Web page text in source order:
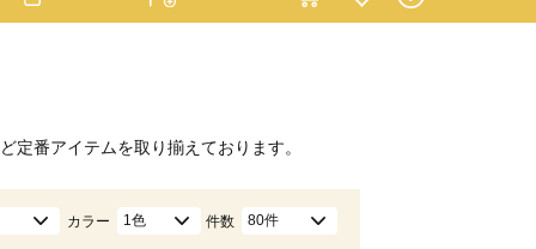
定番アイテムを取り揃えております。
カラー 1色 件数 80件